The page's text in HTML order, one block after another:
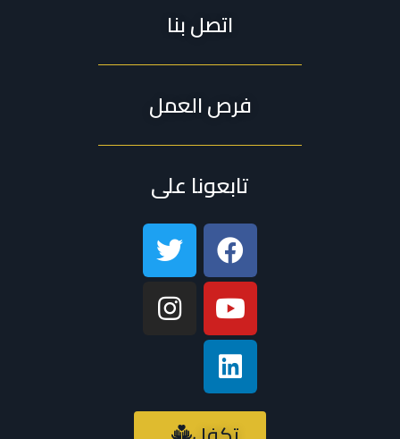
اتصل بنا
فرص العمل
تابعونا على